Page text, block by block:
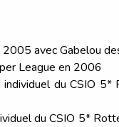
avec Gabelou
League en 2006
du CSIO
du CSIO 5*